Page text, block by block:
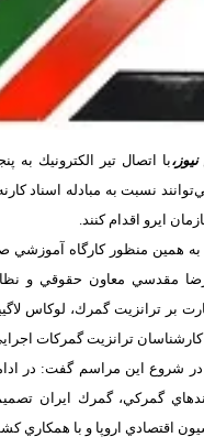
با اتصال تير الكترونيك به
نسبت به مبادله اسناد
ايرو اقدام كنند.
مقدسي معاون حقوقي و
بر ترانزيت گمرك، لوكاس
كارشناسان ترانزيت گمركات
شروع اين مراسم گفت: در
اقتصادي اروپا و با همكاري